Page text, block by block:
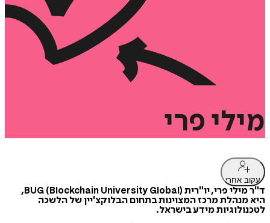
מילי פרי
עקוב אחרי
ד"ר מילי פרי, יו"רית (BUG (Blockchain University Global,
היא מנהלת מרכז המצוינות בתחום הבלוקצ'יין של הלשכה
לטכנולוגיות מידע בישראל.